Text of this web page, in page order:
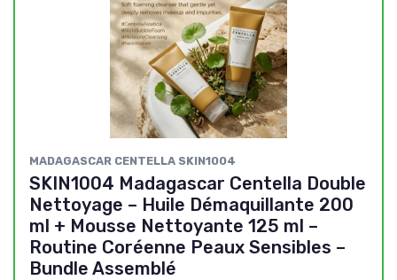
MADAGASCAR CENTELLA SKIN1004
SKIN1004 Madagascar Centella Double
Nettoyage – Huile Démaquillante 200
ml + Mousse Nettoyante 125 ml –
Routine Coréenne Peaux Sensibles –
Bundle Assemblé